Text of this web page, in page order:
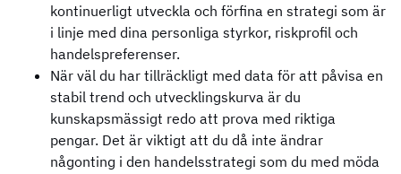
kontinuerligt utveckla och förfina en strategi som är
i linje med dina personliga styrkor, riskprofil och
handelspreferenser.
När väl du har tillräckligt med data för att påvisa en
stabil trend och utvecklingskurva är du
kunskapsmässigt redo att prova med riktiga
pengar. Det är viktigt att du då inte ändrar
någonting i den handelsstrategi som du med möda